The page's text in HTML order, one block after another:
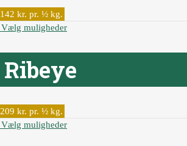
142 kr. pr. ½ kg.
Vælg muligheder
Ribeye
209 kr. pr. ½ kg.
Vælg muligheder